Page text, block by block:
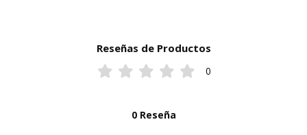
Reseñas de Productos
0
0 Reseña